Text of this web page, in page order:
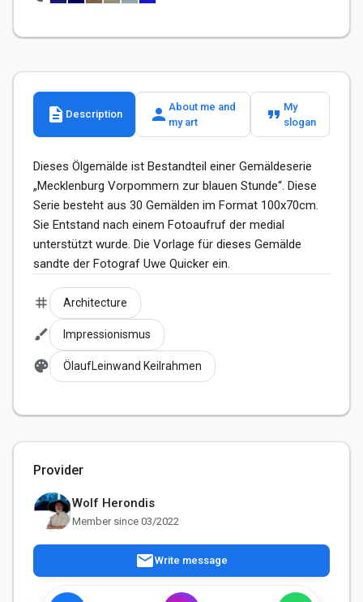
description Description person About me and
my art
format_quote My
slogan
Dieses Ölgemälde ist Bestandteil einer Gemäldeserie
„Mecklenburg Vorpommern zur blauen Stunde“. Diese
Serie besteht aus 30 Gemälden im Format 100x70cm.
Sie Entstand nach einem Fotoaufruf der medial
unterstützt wurde. Die Vorlage für dieses Gemälde
sandte der Fotograf Uwe Quicker ein.
tag Architecture
brush Impressionismus
palette ÖlaufLeinwand Keilrahmen
Provider
Wolf Herondis
Member since 03/2022
mailWrite message